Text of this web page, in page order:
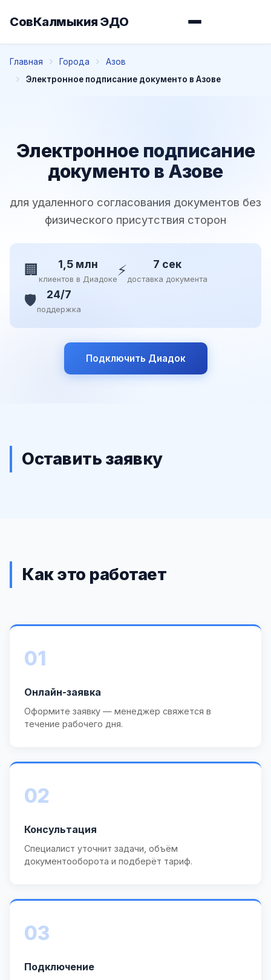
СовКалмыкия ЭДО
Главная Города
Азов
Электронное подписание документо в Азове
Электронное подписание
документо в Азове
для удаленного согласования документов без
физического присутствия сторон
🏢 1,5 млн
клиентов в Диадоке⚡ 7 сек
доставка документа
🛡️ 24/7
поддержка
Подключить Диадок
Оставить заявку
Как это работает
01
Онлайн-заявка
Оформите заявку — менеджер свяжется в
течение рабочего дня.
02
Консультация
Специалист уточнит задачи, объём
документооборота и подберёт тариф.
03
Подключение